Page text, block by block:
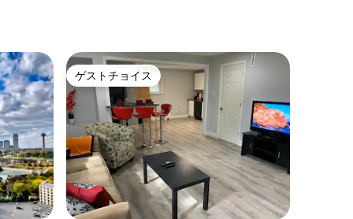
ゲストチョイス
ゲストチョイス